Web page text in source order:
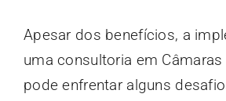
Apesar dos benefícios, a
uma consultoria em
pode enfrentar alguns